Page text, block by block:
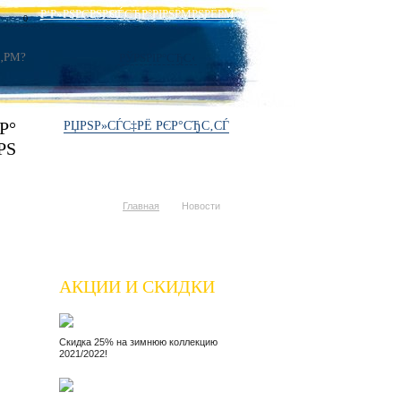
СЃСЂР°РІРЅРΜРЅРЁРΜ
Р‘Р»РЅРЄРЅРЅС‚
0
РЏРЅР»СЃС‡РЁ РЄР°СЂС‚СЃ
Главная Новости
АКЦИИ И СКИДКИ
Скидка 25% на зимнюю коллекцию
2021/2022!